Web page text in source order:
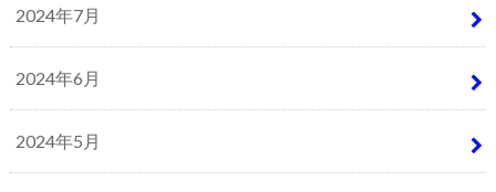
2024年7月
2024年6月
2024年5月